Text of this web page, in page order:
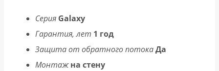
Серия Galaxy
Гарантия, лет 1 год
Защита от обратного потокаДа
Монтаж на стену